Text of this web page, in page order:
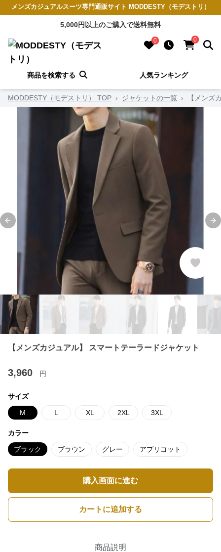
メンズカジュアルスーツ専門通販サイト MODDESTY（モデストリ）
5,000円以上のご購入で送料無料
0 0
商品を検索する 人気ランキング
MODDESTY（モデストリ） TOP › ジャケットの一覧 › 【メンズ
Previous slide
【メンズカジュアル】 スマートテーラードジャケット
3,960 円
サイズ
M L XL 2XL 3XL
カラー
ブラック ブラウン グレー アプリコット
購入画面に進む
カートに追加する
商品説明